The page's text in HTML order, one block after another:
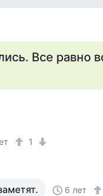
Все равно
1
6 лет